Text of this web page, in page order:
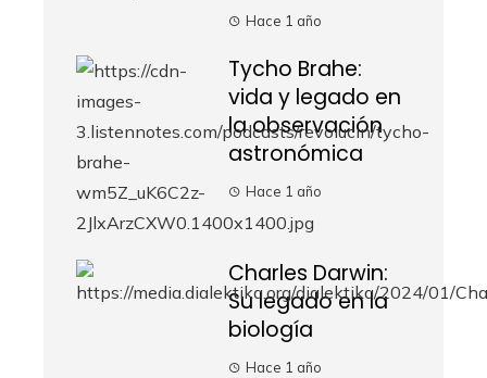
Hace 1 año
Tycho Brahe:
vida y legado en
la observación
astronómica
Hace 1 año
Charles Darwin:
Su legado en la
biología
Hace 1 año